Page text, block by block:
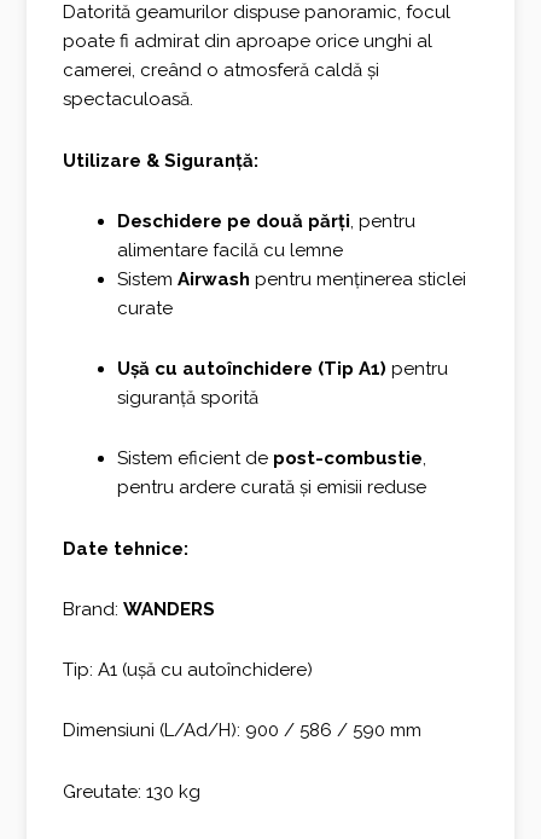
Datorită geamurilor dispuse panoramic, focul
poate fi admirat din aproape orice unghi al
camerei, creând o atmosferă caldă și
spectaculoasă.
Utilizare & Siguranță:
Deschidere pe două părți, pentru
alimentare facilă cu lemne
SistemAirwash pentru menținerea sticlei
curate
Ușă cu autoînchidere (Tip A1) pentru
siguranță sporită
Sistem eficient de post-combustie,
pentru ardere curată și emisii reduse
Date tehnice:
Brand:WANDERS
Tip: A1 (ușă cu autoînchidere)
Dimensiuni (L/Ad/H): 900 / 586 / 590 mm
Greutate: 130 kg